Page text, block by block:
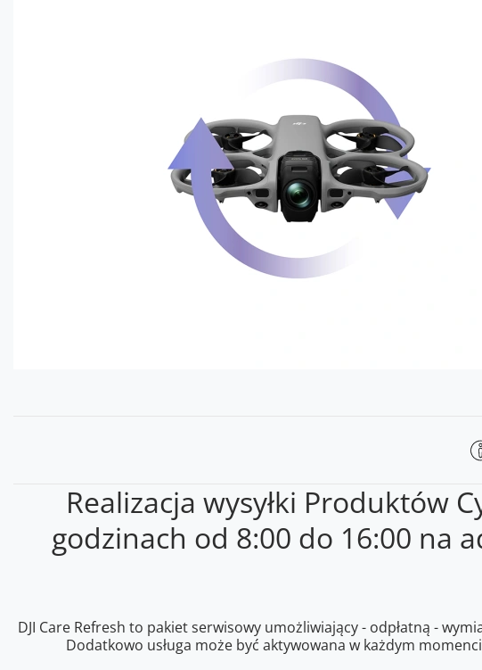
Realizacja wysyłki Produktów
godzinach od 8:00 do 16:00 na
DJI Care Refresh to pakiet serwisowy umożliwiający - odpłatną -
Dodatkowo usługa może być aktywowana w każdym